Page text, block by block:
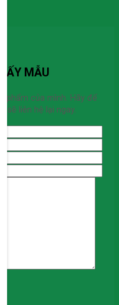
MẪU
phẩm của mình. Hãy để
sẽ liên hệ lại ngay.